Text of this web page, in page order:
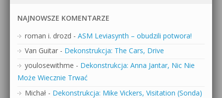
NAJNOWSZE KOMENTARZE
roman i. drozd - ASM Leviasynth – obudzili potwora!
Van Guitar - Dekonstrukcja: The Cars, Drive
youlosewithme - Dekonstrukcja: Anna Jantar, Nic Nie
Może Wiecznie Trwać
Michał - Dekonstrukcja: Mike Vickers, Visitation (Sonda)